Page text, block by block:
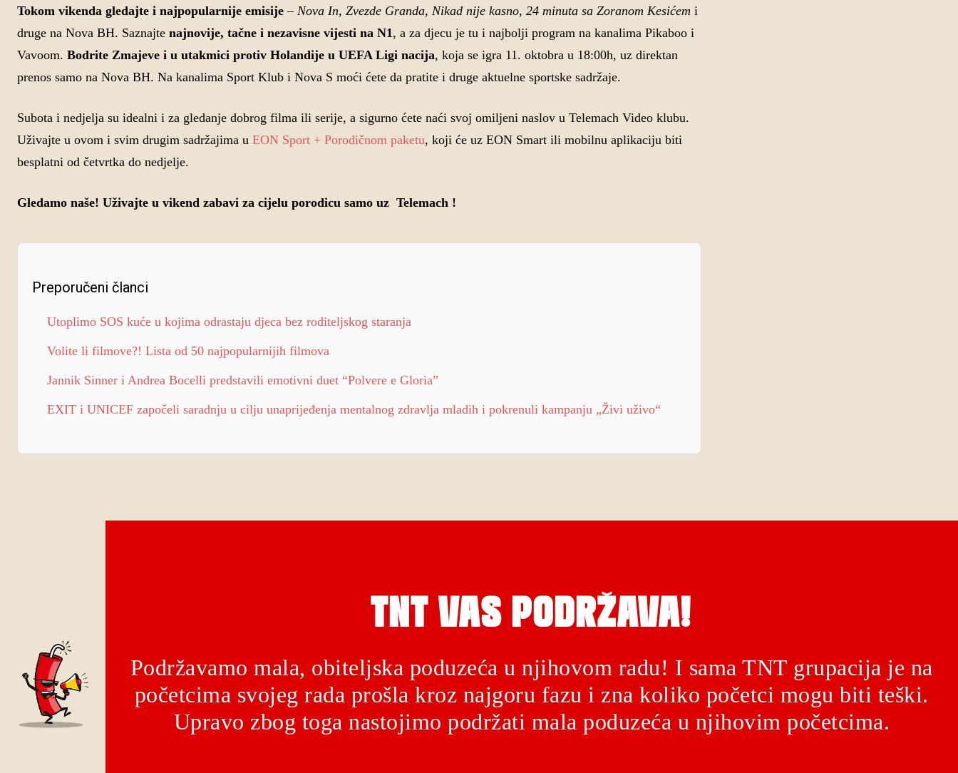
Tokom vikenda gledajte i najpopularnije emisije– Nova In, Zvezde Granda, Nikad nije kasno, 24 minuta sa Zoranom Kesićem i
druge na Nova BH. Saznajte najnovije, tačne i nezavisne vijesti na N1, a za djecu je tu i najbolji program na kanalima Pikaboo i
Vavoom. Bodrite Zmajeve i u utakmici protiv Holandije u UEFA Ligi nacija, koja se igra 11. oktobra u 18:00h, uz direktan
prenos samo na Nova BH. Na kanalima Sport Klub i Nova S moći ćete da pratite i druge aktuelne sportske sadržaje.
Subota i nedjelja su idealni i za gledanje dobrog filma ili serije, a sigurno ćete naći svoj omiljeni naslov u Telemach Video klubu.
Uživajte u ovom i svim drugim sadržajima u EON Sport + Porodičnom paketu, koji će uz EON Smart ili mobilnu aplikaciju biti
besplatni od četvrtka do nedjelje.
Gledamo naše! Uživajte u vikend zabavi za cijelu porodicu samo uz Telemach !
Preporučeni članci
Utoplimo SOS kuće u kojima odrastaju djeca bez roditeljskog staranja
Volite li filmove?! Lista od 50 najpopularnijih filmova
Jannik Sinner i Andrea Bocelli predstavili emotivni duet “Polvere e Gloria”
EXIT i UNICEF započeli saradnju u cilju unaprijeđenja mentalnog zdravlja mladih i pokrenuli kampanju „Živi uživo“
TNT VAS PODRŽAVA!
Podržavamo mala, obiteljska poduzeća u njihovom radu! I sama TNT grupacija je na
početcima svojeg rada prošla kroz najgoru fazu i zna koliko početci mogu biti teški.
Upravo zbog toga nastojimo podržati mala poduzeća u njihovim početcima.